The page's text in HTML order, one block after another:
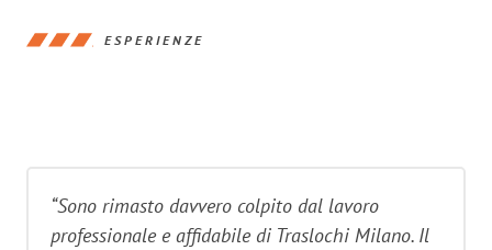
ESPERIENZE
“Sono rimasto davvero colpito dal lavoro
professionale e affidabile di Traslochi Milano. Il